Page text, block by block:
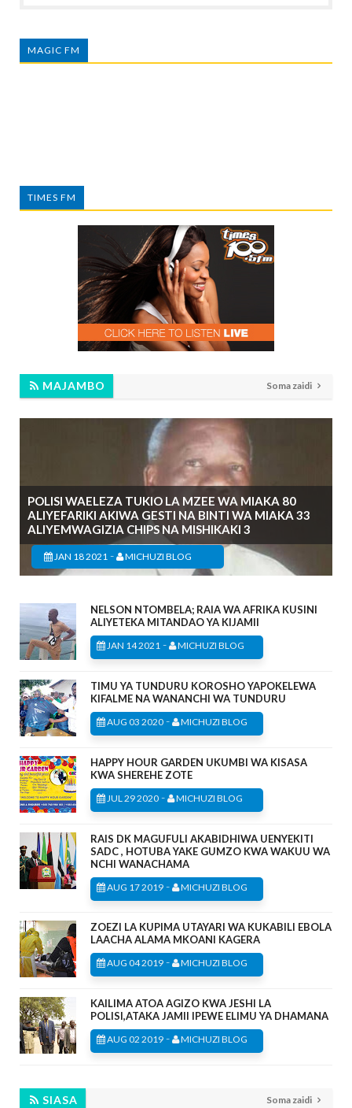
MAGIC FM
TIMES FM
MAJAMBO Soma zaidi
POLISI WAELEZA TUKIO LA MZEE WA MIAKA 80
ALIYEFARIKI AKIWA GESTI NA BINTI WA MIAKA 33
ALIYEMWAGIZIA CHIPS NA MISHIKAKI 3
JAN 18 2021 - MICHUZI BLOG
NELSON NTOMBELA; RAIA WA AFRIKA KUSINI
ALIYETEKA MITANDAO YA KIJAMII
JAN 14 2021 - MICHUZI BLOG
TIMU YA TUNDURU KOROSHO YAPOKELEWA
KIFALME NA WANANCHI WA TUNDURU
AUG 03 2020 - MICHUZI BLOG
HAPPY HOUR GARDEN UKUMBI WA KISASA
KWA SHEREHE ZOTE
JUL 29 2020 - MICHUZI BLOG
RAIS DK MAGUFULI AKABIDHIWA UENYEKITI
SADC , HOTUBA YAKE GUMZO KWA WAKUU WA
NCHI WANACHAMA
AUG 17 2019 - MICHUZI BLOG
ZOEZI LA KUPIMA UTAYARI WA KUKABILI EBOLA
LAACHA ALAMA MKOANI KAGERA
AUG 04 2019 - MICHUZI BLOG
KAILIMA ATOA AGIZO KWA JESHI LA
POLISI,ATAKA JAMII IPEWE ELIMU YA DHAMANA
AUG 02 2019 - MICHUZI BLOG
SIASA Soma zaidi